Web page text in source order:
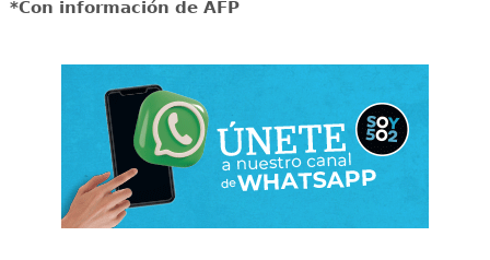
*Con información de AFP